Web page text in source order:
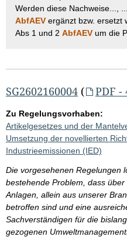
Werden diese Nachweise...,
AbfAEV ergänzt bzw. ersetzt
Abs 1 und 2 AbfAEV um die
SG2602160004 ( PDF -
Zu Regelungsvorhaben:
Artikelgesetzes und der
Umsetzung der novellierten
Industrieemissionen (IED)
Die vorgesehenen Regelungen
bestehende Problem, dass
Anlagen, allein aus unserer
betroffen sind und eine
Sachverständigen für die
gezogenen